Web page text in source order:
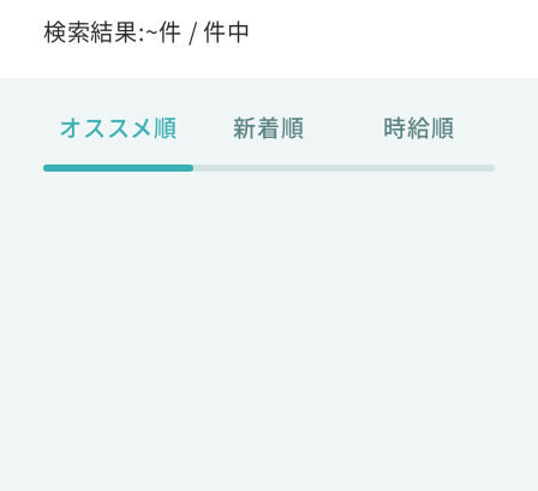
検索結果:~件 /件中
オススメ順 新着順 時給順